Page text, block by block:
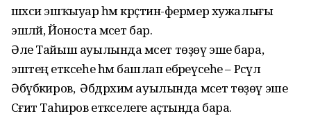
шәхси эшҡыуар һәм крәҫтиән-фермер хужалығы
эшләй, Йоноста мәсет бар.
Әле Тайыш ауылында мәсет төҙөү эше бара,
эштең етәксеһе һәм башлап ебәреүсеһе – Рәсүл
Әбүбәкиров, ә Әбдрәхим ауылында мәсет төҙөү эше
Сәғит Таһиров етәкселеге аҫтында бара.